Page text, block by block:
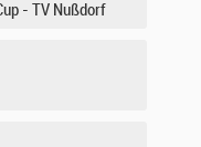
- TV Nußdorf